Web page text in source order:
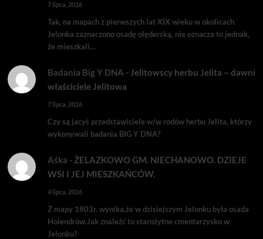
7 lipca, 2026
Tak, na mapach z pierwszych lat XIX wieku w okolicach
Jelonka zaznaczono osadę olęderską, nie oznacza to jednak,
że mieszkali…
Badania Big Y DNA - Jelitowscy herbu Jelita – dawni
właściciele Jelitowa
7 lipca, 2026
Czy są jacyś przedstawiciele w/w rodów herbu Jelita, którzy
wykonywali badania BIG Y DNA?
Aśka - ŻELAZKOWO GM. NIECHANOWO. DZIEJE
WSI I JEJ MIESZKAŃCÓW.
4 lipca, 2026
Z mapy 1803r. wynika,że w dzisiejszym Jelonku była osada
Holendrów.Jak znaleźć to starożytne cmentarzysko w
Jelonku?